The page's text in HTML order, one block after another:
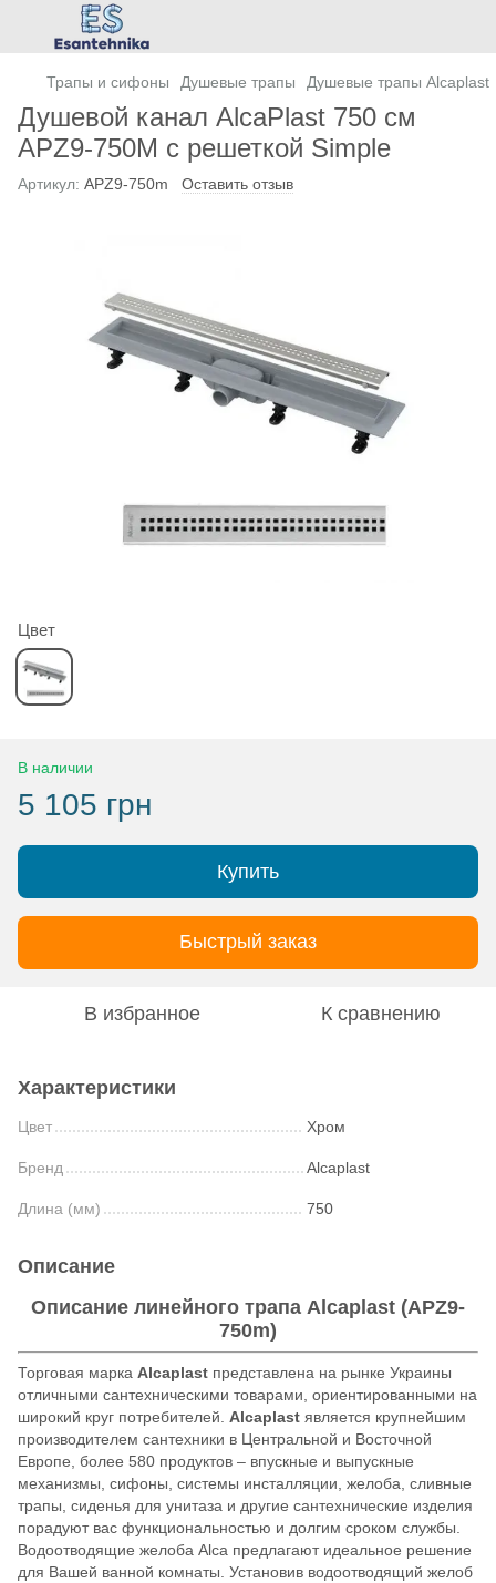
Трапы и сифоны Душевые трапы Душевые трапы Alcaplast
Душевой канал AlcaPlast 750 см
APZ9-750M с решеткой Simple
Артикул: APZ9-750m Оставить отзыв
Цвет
В наличии
5 105 грн
Купить
Быстрый заказ
В избранное К сравнению
Характеристики
Цвет Хром
Бренд Alcaplast
Длина (мм) 750
Описание
Описание линейного трапа Alcaplast (APZ9-
750m)
Торговая марка Alcaplast представлена на рынке Украины
отличными сантехническими товарами, ориентированными на
широкий круг потребителей. Alcaplast является крупнейшим
производителем сантехники в Центральной и Восточной
Европе, более 580 продуктов – впускные и выпускные
механизмы, сифоны, системы инсталляции, желоба, сливные
трапы, сиденья для унитаза и другие сантехнические изделия
порадуют вас функциональностью и долгим сроком службы.
Водоотводящие желоба Alca предлагают идеальное решение
для Вашей ванной комнаты. Установив водоотводящий желоб